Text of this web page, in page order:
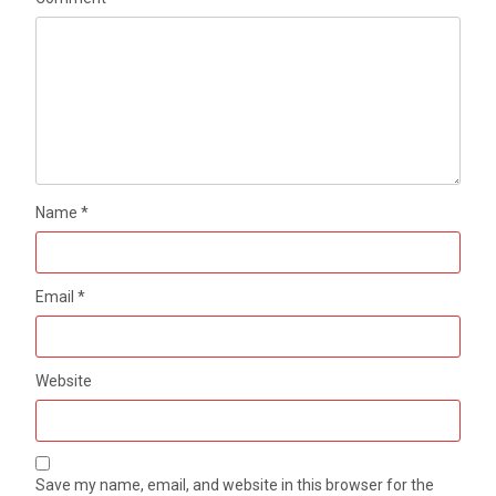
Name*
Email*
Website
Save my name, email, and website in this browser for the